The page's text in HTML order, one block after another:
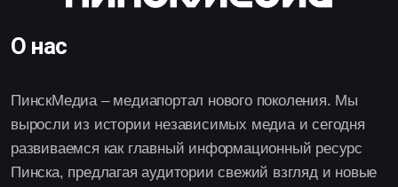
О нас
ПинскМедиа – медиапортал нового поколения. Мы
выросли из истории независимых медиа и сегодня
развиваемся как главный информационный ресурс
Пинска, предлагая аудитории свежий взгляд и новые